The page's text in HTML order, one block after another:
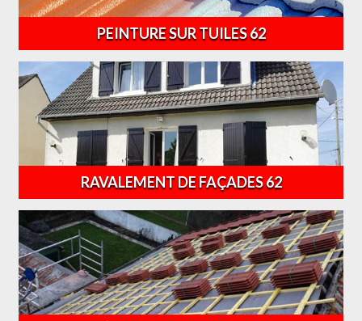
PEINTURE SUR TUILES 62
RAVALEMENT DE FAÇADES 62